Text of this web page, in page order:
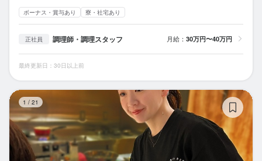
ボーナス・賞与あり 寮・社宅あり
正社員 調理師・調理スタッフ 月給： 30万円〜40万円
最終更新日：30日以上前
1 / 21